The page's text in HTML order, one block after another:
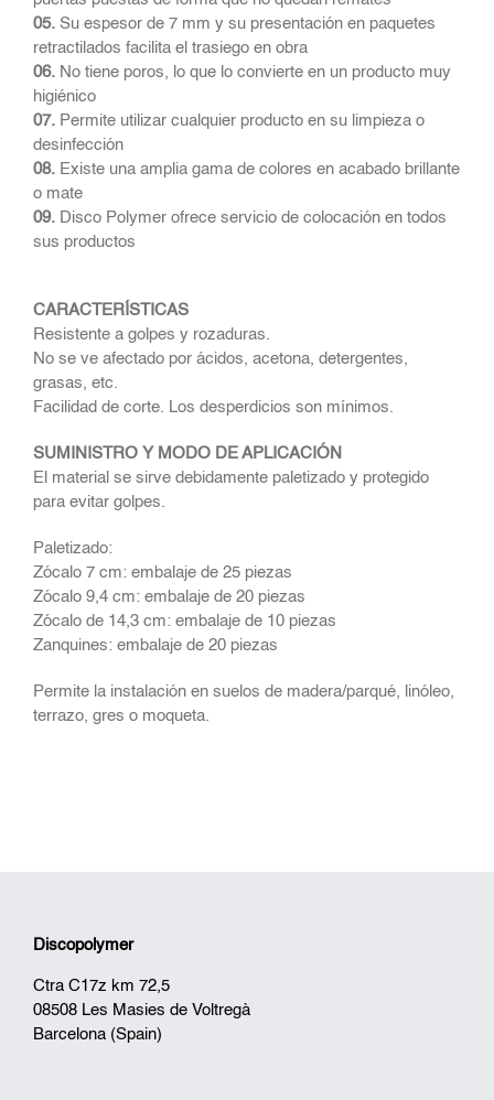
05. Su espesor de 7 mm y su presentación en paquetes
retractilados facilita el trasiego en obra
06. No tiene poros, lo que lo convierte en un producto muy
higiénico
07. Permite utilizar cualquier producto en su limpieza o
desinfección
08. Existe una amplia gama de colores en acabado brillante
o mate
09. Disco Polymer ofrece servicio de colocación en todos
sus productos
CARACTERÍSTICAS
Resistente a golpes y rozaduras.
No se ve afectado por ácidos, acetona, detergentes,
grasas, etc.
Facilidad de corte. Los desperdicios son mínimos.
SUMINISTRO Y MODO DE APLICACIÓN
El material se sirve debidamente paletizado y protegido
para evitar golpes.
Paletizado:
Zócalo 7 cm: embalaje de 25 piezas
Zócalo 9,4 cm: embalaje de 20 piezas
Zócalo de 14,3 cm: embalaje de 10 piezas
Zanquines: embalaje de 20 piezas
Permite la instalación en suelos de madera/parqué, linóleo,
terrazo, gres o moqueta.
Discopolymer
Ctra C17z km 72,5
08508 Les Masies de Voltregà
Barcelona (Spain)